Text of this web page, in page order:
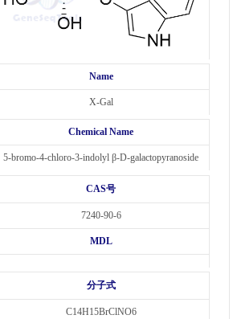
Name
X-Gal
Chemical Name
5-bromo-4-chloro-3-indolyl β-D-galactopyranoside
CAS号
7240-90-6
MDL
分子式
C14H15BrClNO6